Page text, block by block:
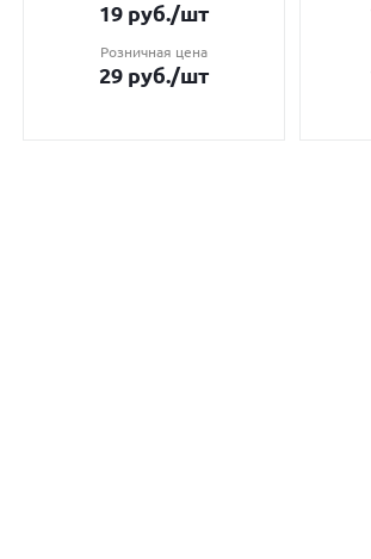
19 руб./шт
Розничная цена
29 руб./шт